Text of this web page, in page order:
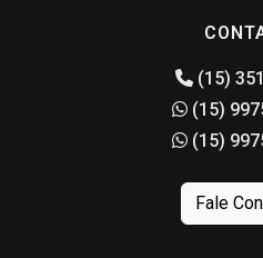
(15)
(15)
(15)
Fale